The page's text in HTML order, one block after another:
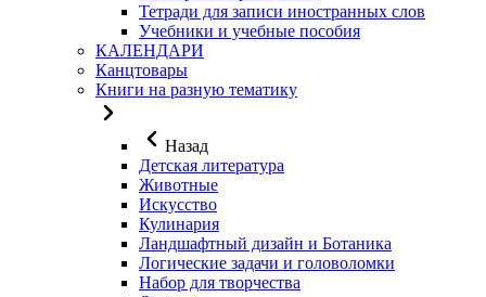
Тетради для записи иностранных слов
Учебники и учебные пособия
КАЛЕНДАРИ
Канцтовары
Книги на разную тематику
Назад
Детская литература
Животные
Искусство
Кулинария
Ландшафтный дизайн и Ботаника
Логические задачи и головоломки
Набор для творчества